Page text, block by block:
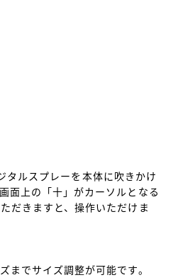
ルスプレーを本体に吹きかけ
面上の「十」がカーソルとなる
だきますと、操作いただけま
までサイズ調整が可能です。